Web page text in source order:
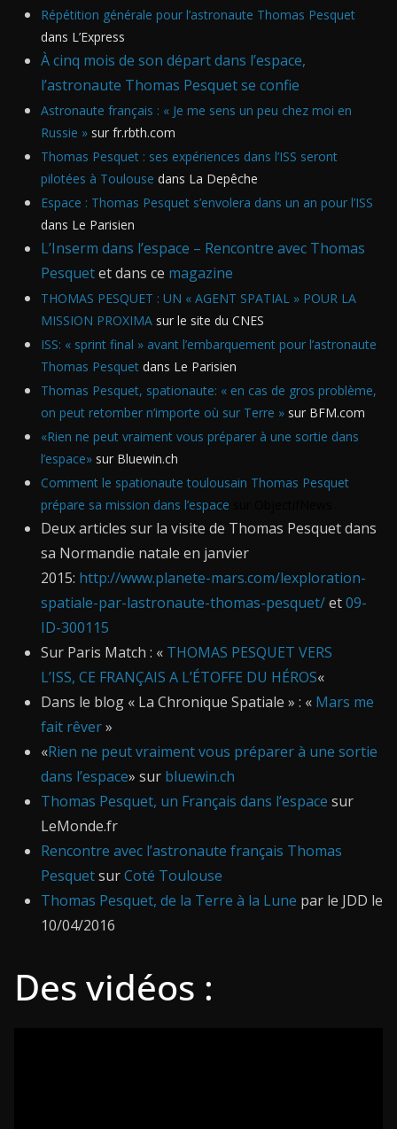
Répétition générale pour l’astronaute Thomas Pesquet
dans L’Express
À cinq mois de son départ dans l’espace,
l’astronaute Thomas Pesquet se confie
Astronaute français : « Je me sens un peu chez moi en
Russie » sur fr.rbth.com
Thomas Pesquet : ses expériences dans l’ISS seront
pilotées à Toulouse dans La Depêche
Espace : Thomas Pesquet s’envolera dans un an pour l’ISS
dans Le Parisien
L’Inserm dans l’espace – Rencontre avec Thomas
Pesquetet dans ce magazine
THOMAS PESQUET : UN « AGENT SPATIAL » POUR LA
MISSION PROXIMA sur le site du CNES
ISS: « sprint final » avant l’embarquement pour l’astronaute
Thomas Pesquet dans Le Parisien
Thomas Pesquet, spationaute: « en cas de gros problème,
on peut retomber n’importe où sur Terre » sur BFM.com
«Rien ne peut vraiment vous préparer à une sortie dans
l’espace» sur Bluewin.ch
Comment le spationaute toulousain Thomas Pesquet
prépare sa mission dans l’espace
Deux articles sur la visite de Thomas Pesquet dans
sa Normandie natale en janvier
2015: http://www.planete-mars.com/lexploration-
spatiale-par-lastronaute-thomas-pesquet/et09-
ID-300115
Sur Paris Match : « THOMAS PESQUET VERS
L’ISS, CE FRANÇAIS A L’ÉTOFFE DU HÉROS«
Dans le blog « La Chronique Spatiale » : « Mars me
fait rêver»
«Rien ne peut vraiment vous préparer à une sortie
dans l’espace» sur bluewin.ch
Thomas Pesquet, un Français dans l’espace sur
LeMonde.fr
Rencontre avec l’astronaute français Thomas
PesquetsurCoté Toulouse
Thomas Pesquet, de la Terre à la Lune par le JDD le
10/04/2016
Des vidéos :